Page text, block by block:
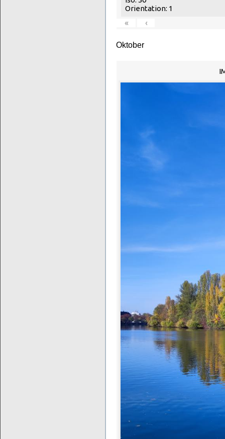
Orientation: 1
«
‹
Oktober